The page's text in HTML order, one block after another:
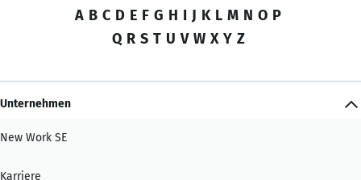
A B C D E F G H I J K L M N O P
Q R S T U V W X Y Z
Unternehmen
New Work SE
Karriere